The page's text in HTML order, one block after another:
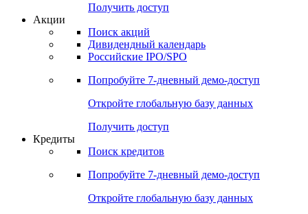
Получить доступ
Акции
Поиск акций
Дивидендный календарь
Российские IPO/SPO
Попробуйте 7-дневный демо-доступ
Откройте глобальную базу данных
Получить доступ
Кредиты
Поиск кредитов
Попробуйте 7-дневный демо-доступ
Откройте глобальную базу данных